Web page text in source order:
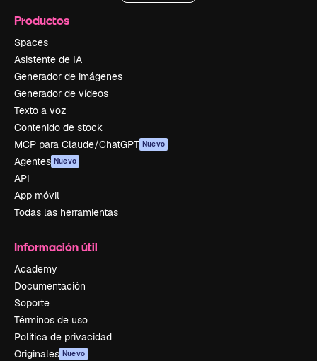
Productos
Spaces
Asistente de IA
Generador de imágenes
Generador de vídeos
Texto a voz
Contenido de stock
MCP para Claude/ChatGPT Nuevo
Agentes Nuevo
API
App móvil
Todas las herramientas
Información útil
Academy
Documentación
Soporte
Términos de uso
Política de privacidad
Originales Nuevo